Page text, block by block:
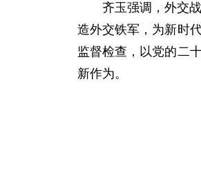
齐玉强调，外交
造外交铁军，为新时
监督检查，以党的二
新作为。